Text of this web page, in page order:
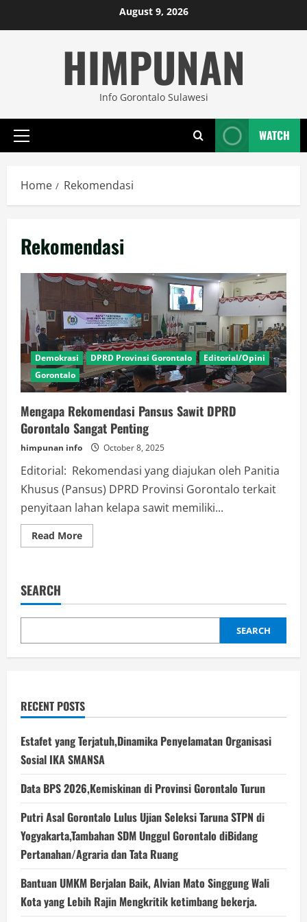
to
August 9, 2026
HIMPUNAN
Info Gorontalo Sulawesi
Primary
WATCH
Home Rekomendasi
Rekomendasi
Demokrasi DPRD Provinsi Gorontalo
Editorial/Opini
Gorontalo
Mengapa Rekomendasi Pansus Sawit DPRD
Gorontalo Sangat Penting
himpunan info October 8, 2025
Editorial: Rekomendasi yang diajukan oleh Panitia
Khusus (Pansus) DPRD Provinsi Gorontalo terkait
penyitaan lahan kelapa sawit memiliki...
Read MoreRead
more
DPRD
Sangat
SEARCH
SEARCH
RECENT POSTS
Estafet yang Terjatuh,Dinamika Penyelamatan Organisasi
Sosial IKA SMANSA
Data BPS 2026,Kemiskinan di Provinsi Gorontalo Turun
Putri Asal Gorontalo Lulus Ujian Seleksi Taruna STPN di
Yogyakarta,Tambahan SDM Unggul Gorontalo diBidang
Pertanahan/Agraria dan Tata Ruang
Bantuan UMKM Berjalan Baik, Alvian Mato Singgung Wali
Kota yang Lebih Rajin Mengkritik ketimbang bekerja.